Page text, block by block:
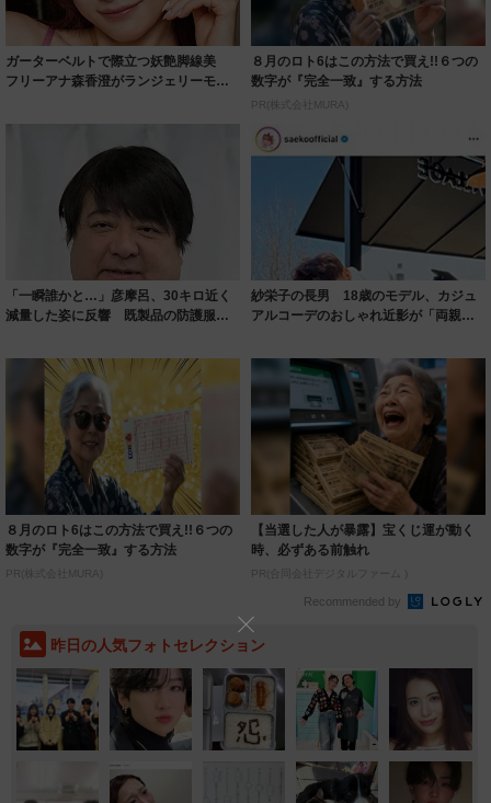
ガーターベルトで際立つ妖艶脚線美
フリーアナ森香澄がランジェリーモデ
８月のロト6はこの方法で買え!!６つの
数字が『完全一致』する方法
PR(株式会社MURA)
「一瞬誰かと…」彦摩呂、30キロ近く
減量した姿に反響 既製品の防護服が
紗栄子の長男 18歳のモデル、カジュ
アルコーデのおしゃれ近影が「両親の
８月のロト6はこの方法で買え!!６つの
数字が『完全一致』する方法
PR(株式会社MURA)
【当選した人が暴露】宝くじ運が動く
時、必ずある前触れ
PR(合同会社デジタルファーム )
Recommended by
昨日の人気フォトセレクション